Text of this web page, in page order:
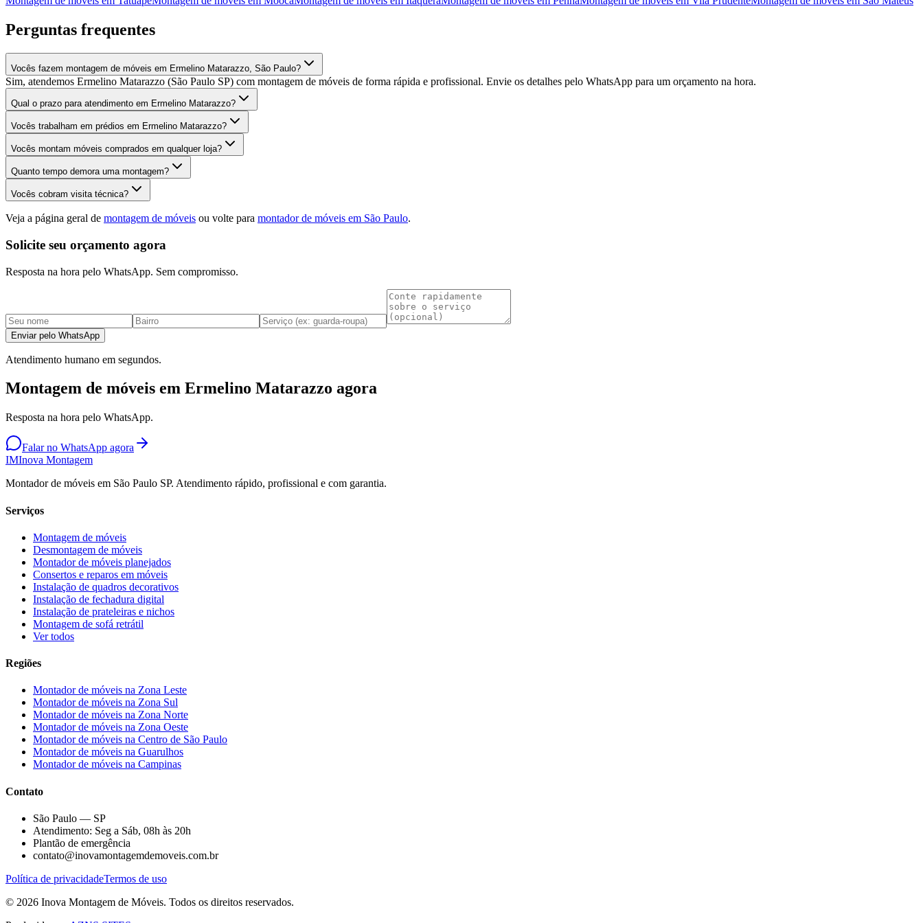
Perguntas frequentes
Vocês fazem montagem de móveis em Ermelino Matarazzo, São Paulo?
Sim, atendemos Ermelino Matarazzo (São Paulo SP) com montagem de móveis de forma rápida e profissional. Envie os detalhes pelo WhatsApp para um orçamento na hora.
Qual o prazo para atendimento em Ermelino Matarazzo?
Vocês trabalham em prédios em Ermelino Matarazzo?
Vocês montam móveis comprados em qualquer loja?
Quanto tempo demora uma montagem?
Vocês cobram visita técnica?
Veja a página geral de montagem de móveis ou volte para montador de móveis em São Paulo.
Solicite seu orçamento agora
Resposta na hora pelo WhatsApp. Sem compromisso.
Enviar pelo WhatsApp
Atendimento humano em segundos.
Montagem de móveis em Ermelino Matarazzo agora
Resposta na hora pelo WhatsApp.
Falar no WhatsApp agora
IMInova Montagem
Montador de móveis em São Paulo SP. Atendimento rápido, profissional e com garantia.
Serviços
Montagem de móveis
Desmontagem de móveis
Montador de móveis planejados
Consertos e reparos em móveis
Instalação de quadros decorativos
Instalação de fechadura digital
Instalação de prateleiras e nichos
Montagem de sofá retrátil
Ver todos
Regiões
Montador de móveis na Zona Leste
Montador de móveis na Zona Sul
Montador de móveis na Zona Norte
Montador de móveis na Zona Oeste
Montador de móveis na Centro de São Paulo
Montador de móveis na Guarulhos
Montador de móveis na Campinas
Contato
São Paulo — SP
Atendimento: Seg a Sáb, 08h às 20h
Plantão de emergência
contato@inovamontagemdemoveis.com.br
Política de privacidadeTermos de uso
© 2026 Inova Montagem de Móveis. Todos os direitos reservados.